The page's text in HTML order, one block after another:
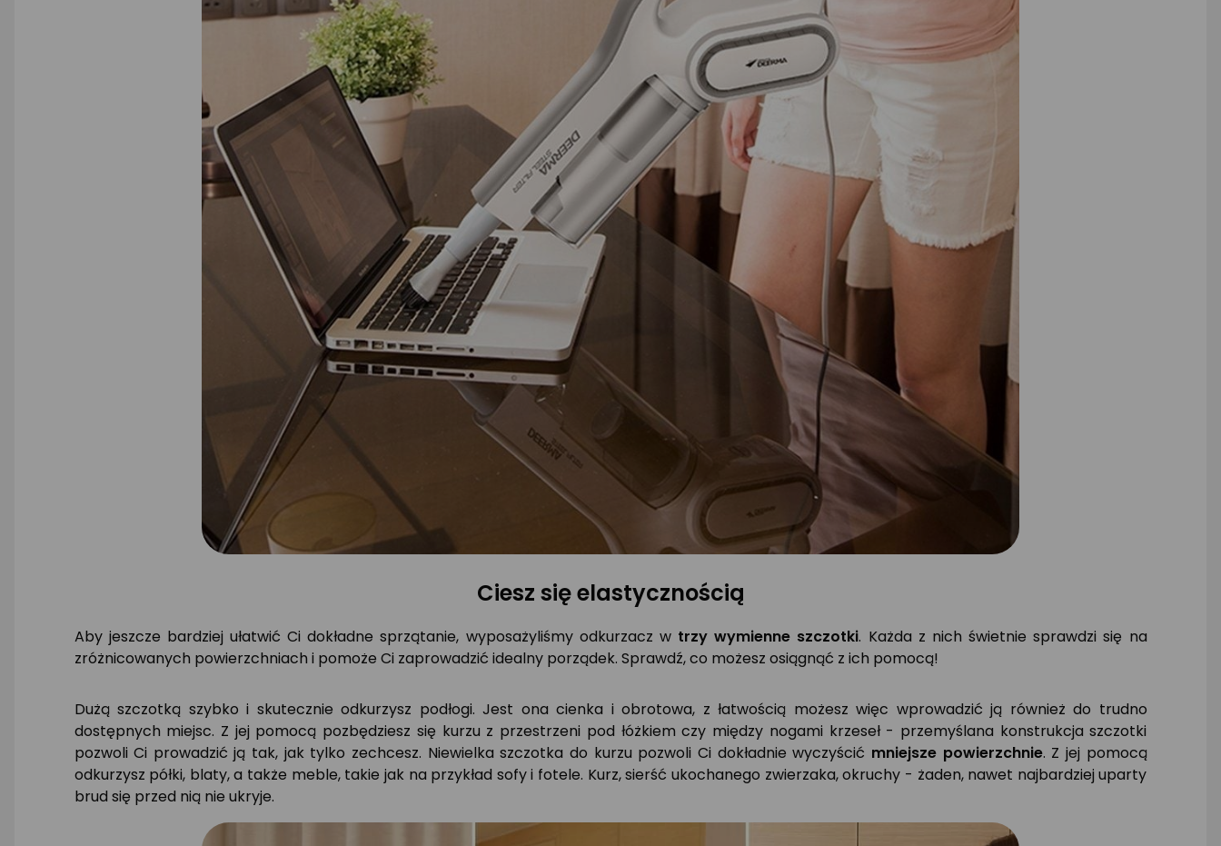
Ciesz się elastycznością
Aby jeszcze bardziej ułatwić Ci dokładne sprzątanie, wyposażyliśmy odkurzacz w trzy wymienne szczotki. Każda z nich świetnie sprawdzi się na
zróżnicowanych powierzchniach i pomoże Ci zaprowadzić idealny porządek. Sprawdź, co możesz osiągnąć z ich pomocą!
Dużą szczotką szybko i skutecznie odkurzysz podłogi. Jest ona cienka i obrotowa, z łatwością możesz więc wprowadzić ją również do trudno
dostępnych miejsc. Z jej pomocą pozbędziesz się kurzu z przestrzeni pod łóżkiem czy między nogami krzeseł - przemyślana konstrukcja szczotki
pozwoli Ci prowadzić ją tak, jak tylko zechcesz. Niewielka szczotka do kurzu pozwoli Ci dokładnie wyczyścić mniejsze powierzchnie. Z jej pomocą
odkurzysz półki, blaty, a także meble, takie jak na przykład sofy i fotele. Kurz, sierść ukochanego zwierzaka, okruchy - żaden, nawet najbardziej uparty
brud się przed nią nie ukryje.